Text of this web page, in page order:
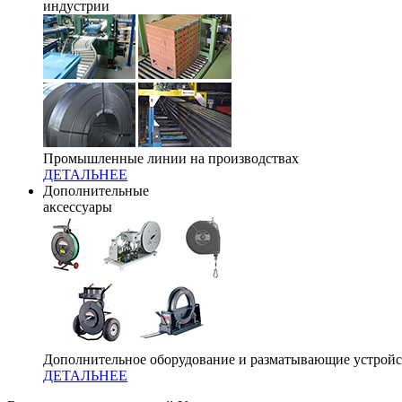
индустрии
Промышленные линии на производствах
ДЕТАЛЬНЕЕ
Дополнительные
аксессуары
Дополнительное оборудование и разматывающие
ДЕТАЛЬНЕЕ